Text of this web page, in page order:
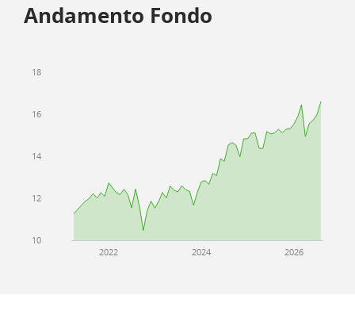
Andamento Fondo
2022 2024 2026
10
12
14
16
18